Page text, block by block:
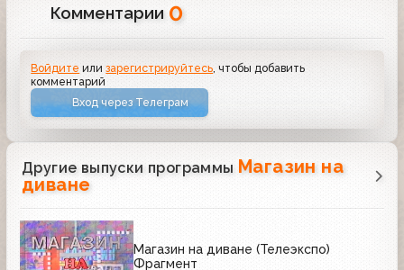
Комментарии 0
Войдите илизарегистрируйтесь, чтобы добавить
комментарий
Вход через Телеграм
Другие выпуски программы Магазин на
диване
Магазин на диване (Телеэкспо)
Фрагмент